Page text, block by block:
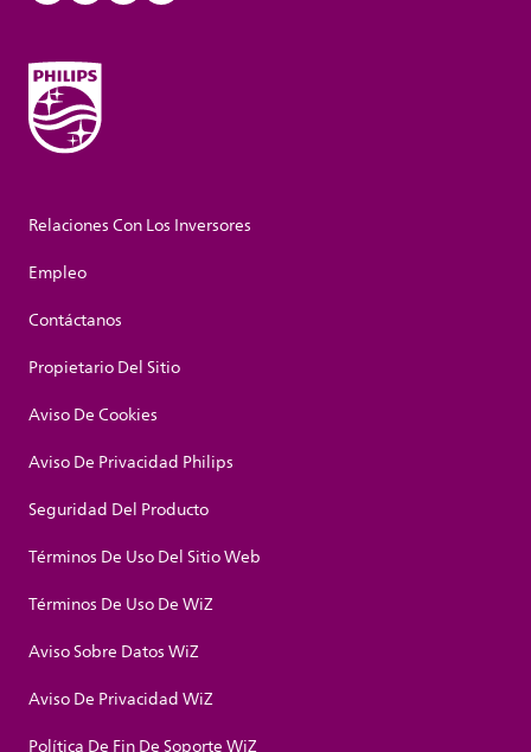
Relaciones Con Los Inversores
Empleo
Contáctanos
Propietario Del Sitio
Aviso De Cookies
Aviso De Privacidad Philips
Seguridad Del Producto
Términos De Uso Del Sitio Web
Términos De Uso De WiZ
Aviso Sobre Datos WiZ
Aviso De Privacidad WiZ